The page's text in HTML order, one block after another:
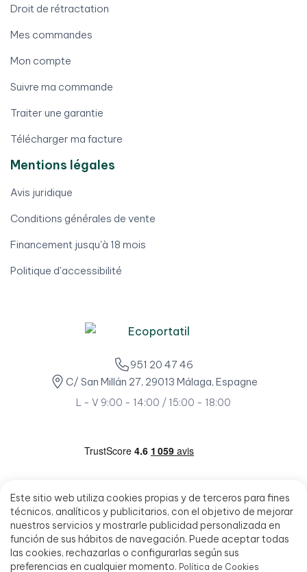
Este sitio web utiliza cookies propias y de terceros para fines
técnicos, analíticos y publicitarios, con el objetivo de mejorar
nuestros servicios y mostrarle publicidad personalizada en
función de sus hábitos de navegación. Puede aceptar todas
las cookies, rechazarlas o configurarlas según sus
preferencias en cualquier momento. Política de Cookies
Droit de rétractation
Mes commandes
Mon compte
Suivre ma commande
Traiter une garantie
Télécharger ma facture
Mentions légales
Avis juridique
Conditions générales de vente
Financement jusqu'à 18 mois
Politique d'accessibilité
951 20 47 46
C/ San Millán 27, 29013 Málaga, Espagne
L - V 9:00 - 14:00 / 15:00 - 18:00